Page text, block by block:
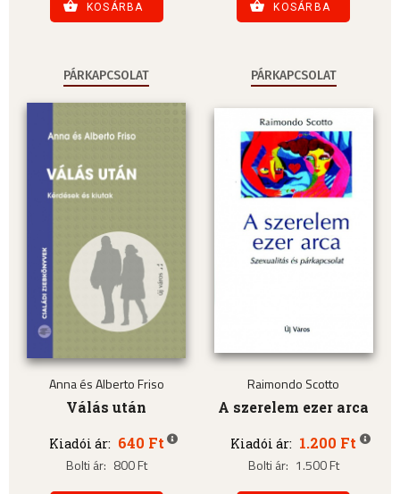
KOSÁRBA KOSÁRBA
PÁRKAPCSOLAT
Anna és Alberto Friso
Válás után
Kiadói ár: 640 Ft
Bolti ár: 800 Ft
PÁRKAPCSOLAT
Raimondo Scotto
A szerelem ezer arca
Kiadói ár: 1.200 Ft
Bolti ár: 1.500 Ft